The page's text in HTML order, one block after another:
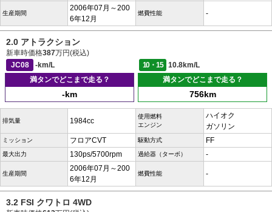
生産期間
2006年07月～200
6年12月
燃費性能 -
2.0 アトラクション
新車時価格387万円(税込)
JC08
-km/L 10・15
10.8km/L
満タンでどこまで走る？
-km
満タンでどこまで走る？
756km
排気量 1984cc
使用燃料
エンジン
ハイオク
ガソリン
ミッション フロアCVT 駆動方式 FF
最大出力 130ps/5700rpm 過給器（ターボ） -
生産期間
2006年07月～200
6年12月
燃費性能 -
3.2 FSI クワトロ 4WD